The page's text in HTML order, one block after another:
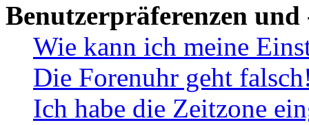
Benutzerpräferenzen und
Wie kann ich meine
Die Forenuhr geht
Ich habe die Zeitzone